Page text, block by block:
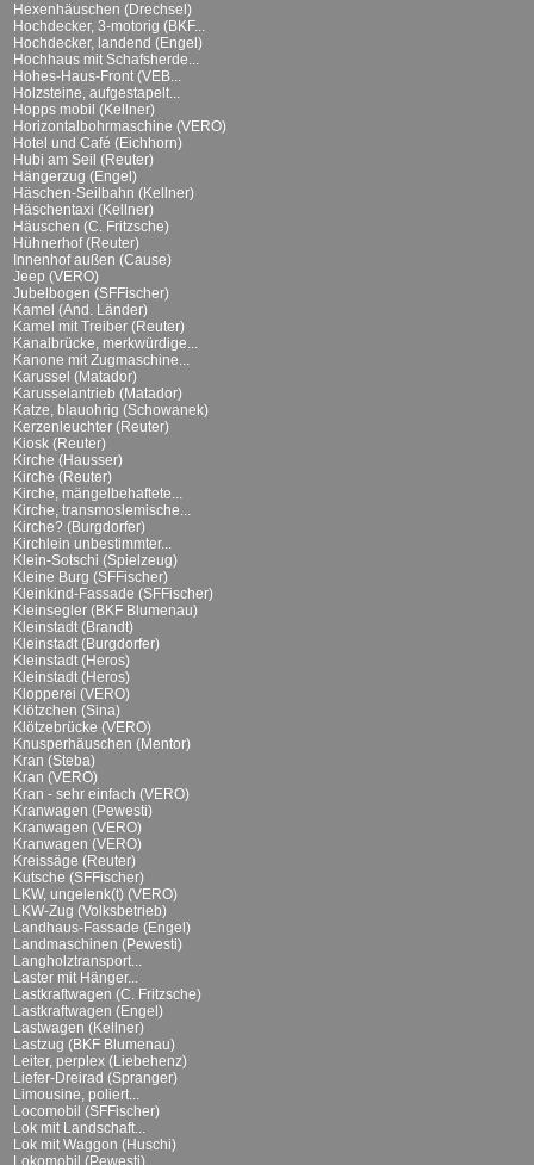
Hexenhäuschen (Drechsel)
Hochdecker, 3-motorig (BKF...
Hochdecker, landend (Engel)
Hochhaus mit Schafsherde...
Hohes-Haus-Front (VEB...
Holzsteine, aufgestapelt...
Hopps mobil (Kellner)
Horizontalbohrmaschine (VERO)
Hotel und Café (Eichhorn)
Hubi am Seil (Reuter)
Hängerzug (Engel)
Häschen-Seilbahn (Kellner)
Häschentaxi (Kellner)
Häuschen (C. Fritzsche)
Hühnerhof (Reuter)
Innenhof außen (Cause)
Jeep (VERO)
Jubelbogen (SFFischer)
Kamel (And. Länder)
Kamel mit Treiber (Reuter)
Kanalbrücke, merkwürdige...
Kanone mit Zugmaschine...
Karussel (Matador)
Karusselantrieb (Matador)
Katze, blauohrig (Schowanek)
Kerzenleuchter (Reuter)
Kiosk (Reuter)
Kirche (Hausser)
Kirche (Reuter)
Kirche, mängelbehaftete...
Kirche, transmoslemische...
Kirche? (Burgdorfer)
Kirchlein unbestimmter...
Klein-Sotschi (Spielzeug)
Kleine Burg (SFFischer)
Kleinkind-Fassade (SFFischer)
Kleinsegler (BKF Blumenau)
Kleinstadt (Brandt)
Kleinstadt (Burgdorfer)
Kleinstadt (Heros)
Kleinstadt (Heros)
Klopperei (VERO)
Klötzchen (Sina)
Klötzebrücke (VERO)
Knusperhäuschen (Mentor)
Kran (Steba)
Kran (VERO)
Kran - sehr einfach (VERO)
Kranwagen (Pewesti)
Kranwagen (VERO)
Kranwagen (VERO)
Kreissäge (Reuter)
Kutsche (SFFischer)
LKW, ungelenk(t) (VERO)
LKW-Zug (Volksbetrieb)
Landhaus-Fassade (Engel)
Landmaschinen (Pewesti)
Langholztransport...
Laster mit Hänger...
Lastkraftwagen (C. Fritzsche)
Lastkraftwagen (Engel)
Lastwagen (Kellner)
Lastzug (BKF Blumenau)
Leiter, perplex (Liebehenz)
Liefer-Dreirad (Spranger)
Limousine, poliert...
Locomobil (SFFischer)
Lok mit Landschaft...
Lok mit Waggon (Huschi)
Lokomobil (Pewesti)